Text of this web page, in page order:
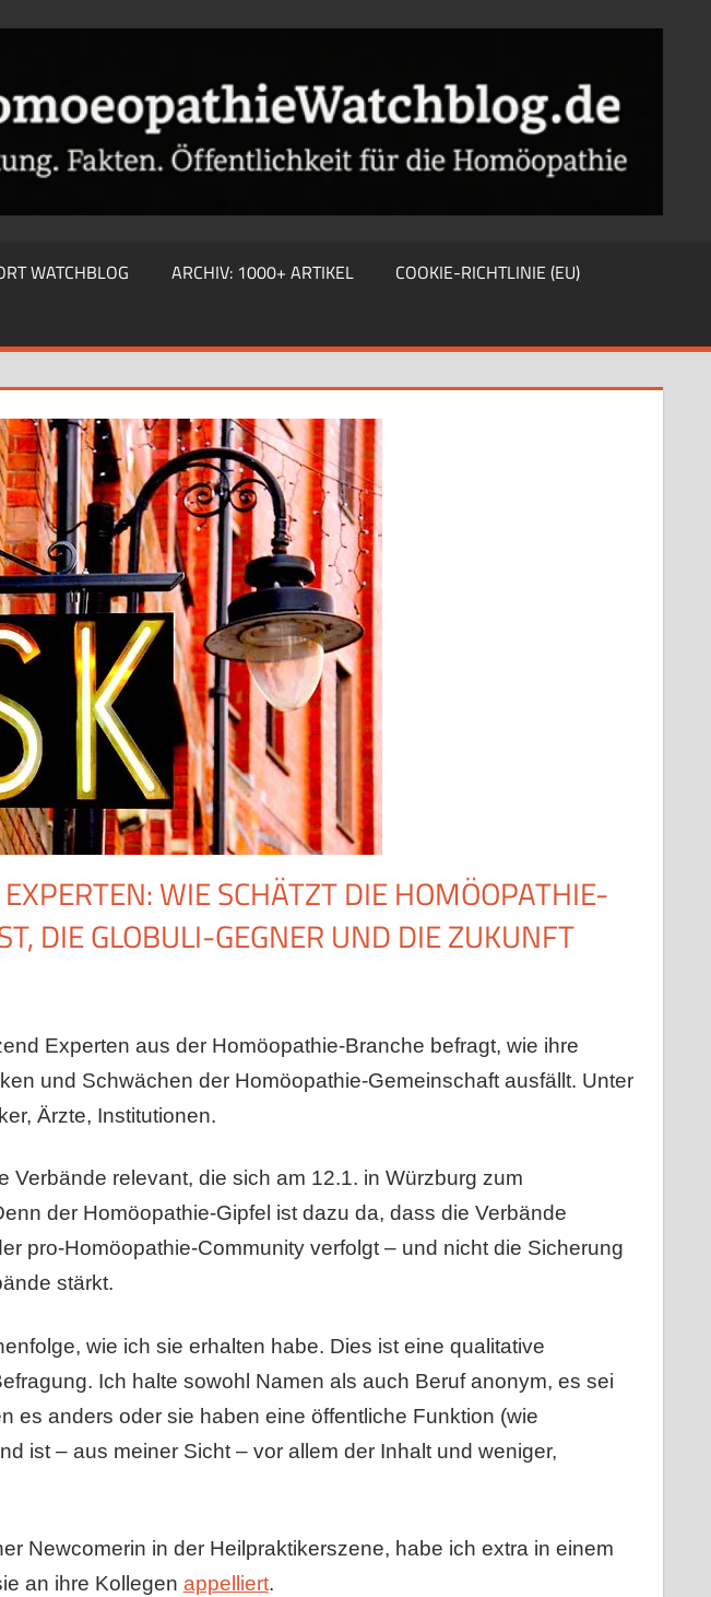
WATCHBLOG ARCHIV: 1000+ ARTIKEL
COOKIE-RICHTLINIE (EU)
WIE SCHÄTZT DIE HOMÖOPATHIE-
DIE GLOBULI-GEGNER UND DIE ZUKUNFT
Experten aus der Homöopathie-Branche befragt, wie ihre
und Schwächen der Homöopathie-Gemeinschaft ausfällt. Unter
Ärzte, Institutionen.
Verbände relevant, die sich am 12.1. in Würzburg zum
der Homöopathie-Gipfel ist dazu da, dass die Verbände
pro-Homöopathie-Community verfolgt – und nicht die Sicherung
stärkt.
wie ich sie erhalten habe. Dies ist eine qualitative
Ich halte sowohl Namen als auch Beruf anonym, es sei
es anders oder sie haben eine öffentliche Funktion (wie
ist – aus meiner Sicht – vor allem der Inhalt und weniger,
Newcomerin in der Heilpraktikerszene, habe ich extra in einem
an ihre Kollegen appelliert.